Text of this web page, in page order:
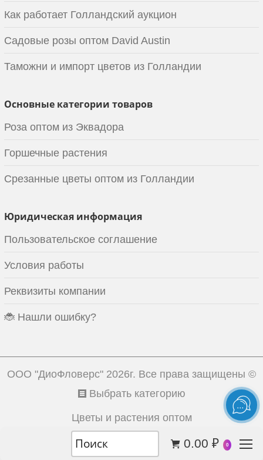
0.00 ₽ 0
Как работает Голландский аукцион
Садовые розы оптом David Austin
Таможни и импорт цветов из Голландии
Основные категории товаров
Роза оптом из Эквадора
Горшечные растения
Срезанные цветы оптом из Голландии
Юридическая информация
Пользовательское соглашение
Условия работы
Реквизиты компании
🐞 Нашли ошибку?
ООО "ДиоФловерс" 2026г. Все права защищены ©
Выбрать категорию
Цветы и растения оптом